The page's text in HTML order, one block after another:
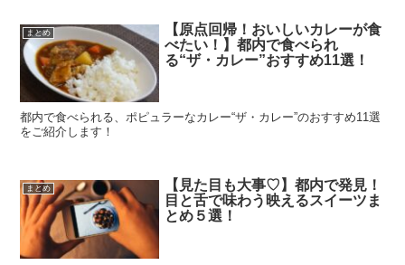
まとめ
【原点回帰！おいしいカレーが食
べたい！】都内で食べられ
る“ザ・カレー”おすすめ11選！
都内で食べられる、ポピュラーなカレー“ザ・カレー”のおすすめ11選
をご紹介します！
まとめ
【見た目も大事♡】都内で発見！
目と舌で味わう映えるスイーツま
とめ５選！